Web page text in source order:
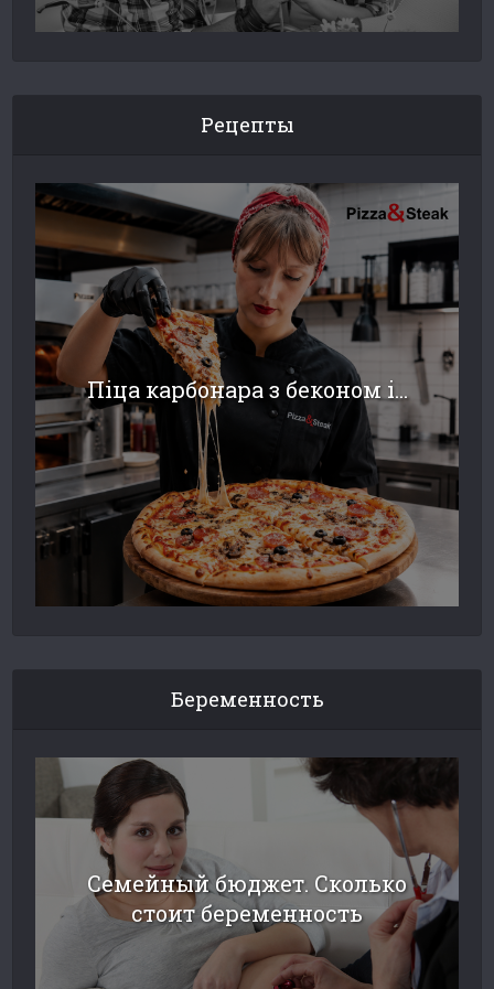
Рецепты
Піца карбонара з беконом і...
Беременность
Семейный бюджет. Сколько
стоит беременность